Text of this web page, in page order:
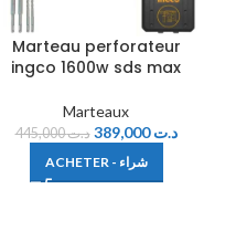
Marteau perforateur
ingco 1600w sds max
Marteaux
د.ت445,000 د.ت389,000
ACHETER - شراء